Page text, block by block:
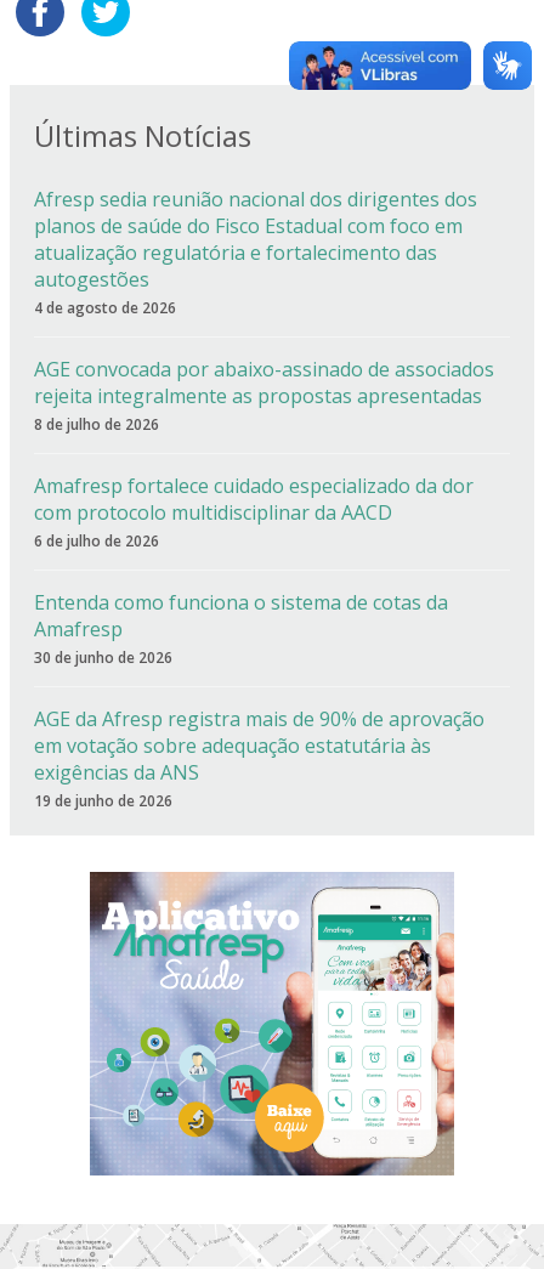
Últimas Notícias
Afresp sedia reunião nacional dos dirigentes dos
planos de saúde do Fisco Estadual com foco em
atualização regulatória e fortalecimento das
autogestões
4 de agosto de 2026
AGE convocada por abaixo-assinado de associados
rejeita integralmente as propostas apresentadas
8 de julho de 2026
Amafresp fortalece cuidado especializado da dor
com protocolo multidisciplinar da AACD
6 de julho de 2026
Entenda como funciona o sistema de cotas da
Amafresp
30 de junho de 2026
AGE da Afresp registra mais de 90% de aprovação
em votação sobre adequação estatutária às
exigências da ANS
19 de junho de 2026